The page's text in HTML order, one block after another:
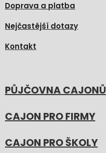
Doprava a platba
Nejčastější dotazy
Kontakt
PŮJČOVNA CAJONŮ
CAJON PRO FIRMY
CAJON PRO ŠKOLY